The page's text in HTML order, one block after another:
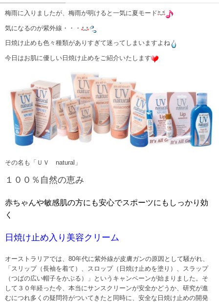
梅雨に入りましたが、梅雨が明けると一気に夏モード
気になるのが紫外線・・・
日焼け止めも色々種類がありすぎて迷ってしまいますよね
今日はお肌に優しい日焼け止めをご紹介いたします
その名も「ＵＶ natural」
１００％自然の恵み
赤ちゃんや敏感肌の方にも安心でスポーツにもしっかり効
く
日焼け止め入り美容クリーム
オーストラリアでは、80年代に紫外線が皮膚ガンの原因として騒がれ、
「スリップ（長袖を着て）、スロップ（日焼け止めを塗り）、スラップ
（つばの広い帽子をかぶる）」というキャンペーンが始まりました。そ
して３０年経った今、本当にサンスクリーンが安全かどうか、研究が進
むにつれ多くの疑問符がついてきたと同時に、安全な日焼け止めの開発